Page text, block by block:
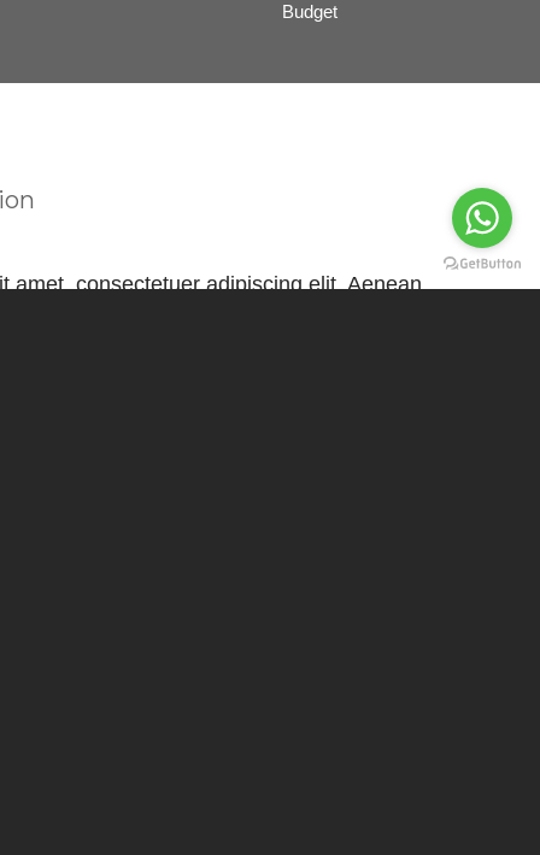
Budget
amet, consectetuer adipiscing elit. Aenean